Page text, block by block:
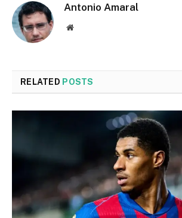
Antonio Amaral
Website
RELATED POSTS